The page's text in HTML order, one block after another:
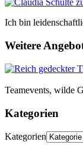
Ich bin
Weitere
Teamevents, wilde
Kategorien
Kategorien